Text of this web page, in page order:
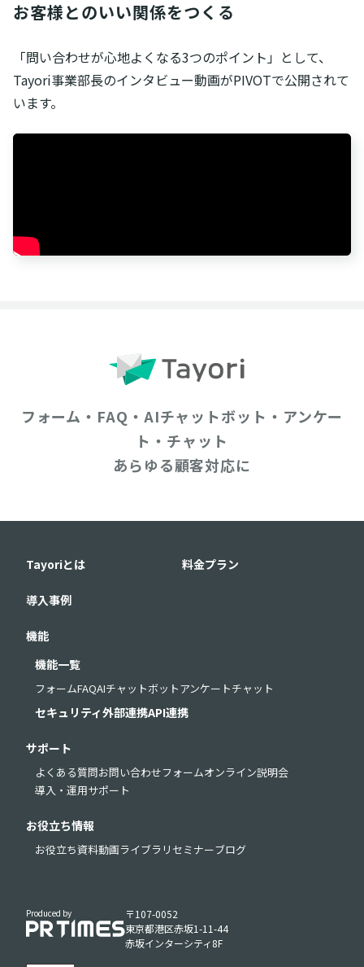
お客様とのいい関係をつくる
「問い合わせが心地よくなる3つのポイント」として、
Tayori事業部長のインタビュー動画がPIVOTで公開されて
います。
フォーム・FAQ・AIチャットボット・アンケー
ト・チャット
あらゆる顧客対応に
Tayoriとは 料金プラン
導入事例
機能
機能一覧
フォームFAQAIチャットボットアンケートチャット
セキュリティ外部連携API連携
サポート
よくある質問お問い合わせフォームオンライン説明会
導入・運用サポート
お役立ち情報
お役立ち資料動画ライブラリ セミナーブログ
Produced by
〒107-0052
東京都港区赤坂1-11-44
赤坂インターシティ8F